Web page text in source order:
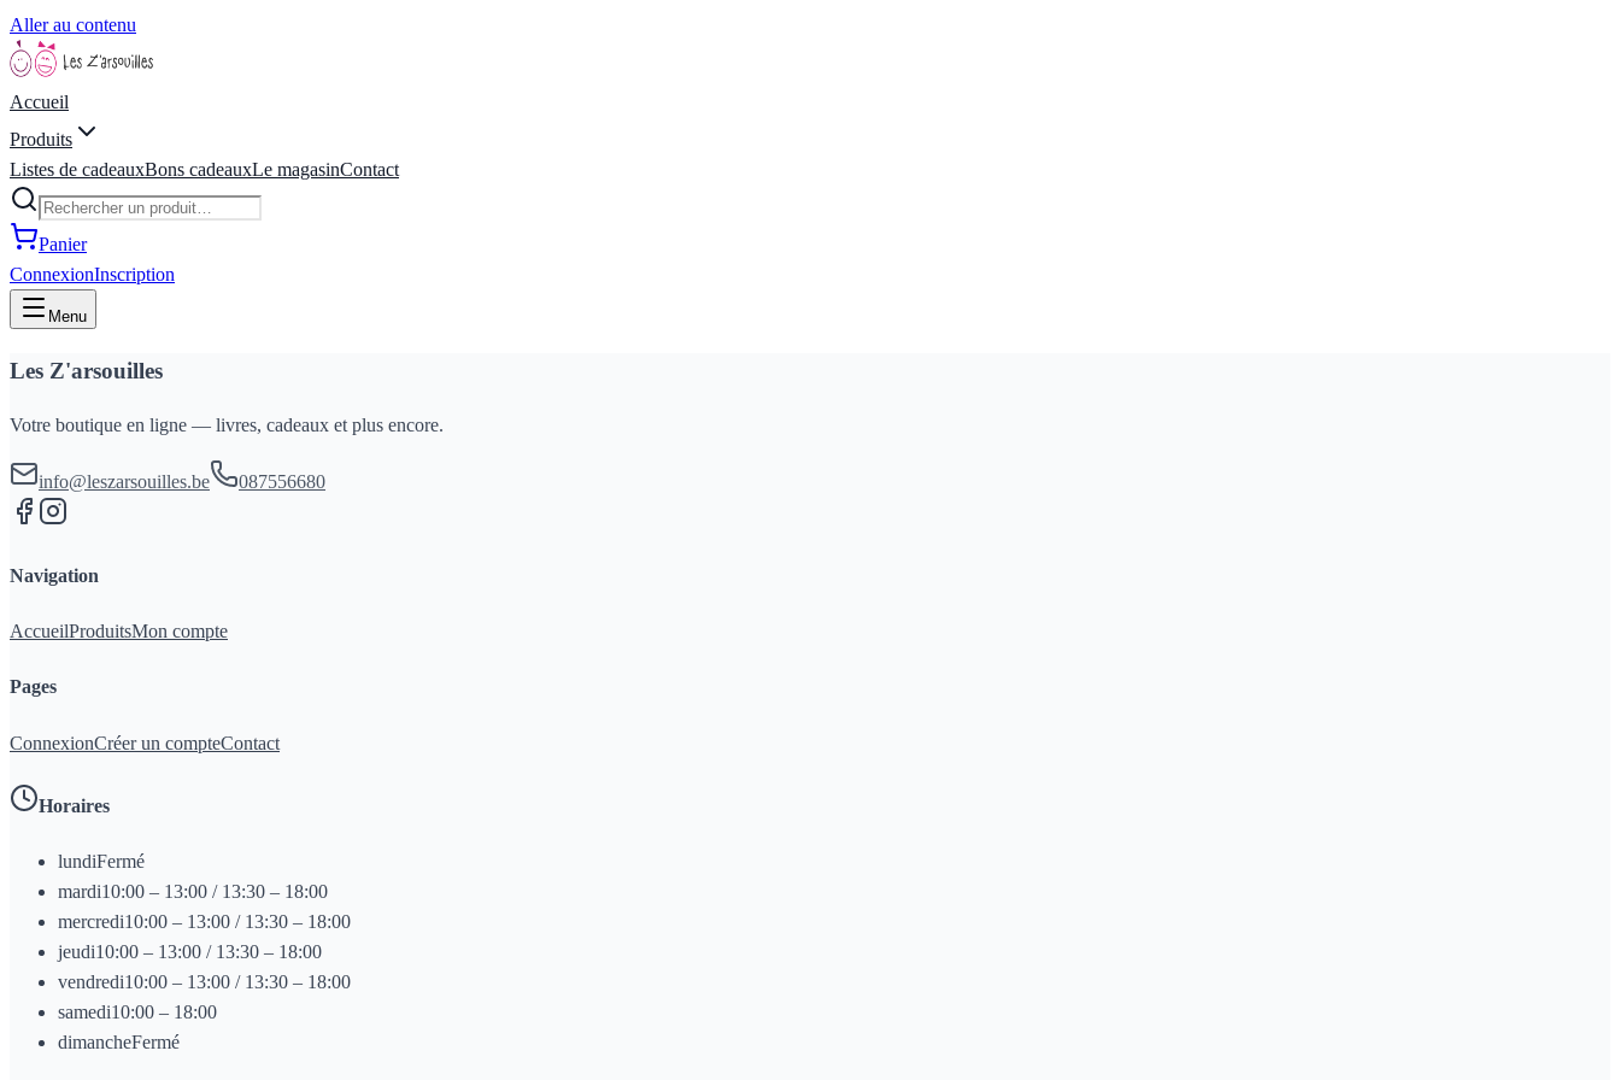
Aller au contenu
Accueil
Produits
Listes de cadeauxBons cadeauxLe magasinContact
Panier
ConnexionInscription
Menu
Les Z'arsouilles
Votre boutique en ligne — livres, cadeaux et plus encore.
info@leszarsouilles.be 087556680
Navigation
AccueilProduitsMon compte
Pages
ConnexionCréer un compteContact
Horaires
lundiFermé
mardi10:00 – 13:00 / 13:30 – 18:00
mercredi10:00 – 13:00 / 13:30 – 18:00
jeudi10:00 – 13:00 / 13:30 – 18:00
vendredi10:00 – 13:00 / 13:30 – 18:00
samedi10:00 – 18:00
dimancheFermé